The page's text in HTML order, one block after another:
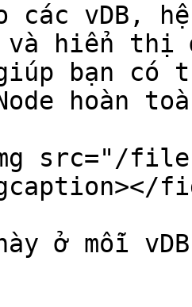
các vDB,
và hiển
bạn có
hoàn
src="/files/
ở mỗi